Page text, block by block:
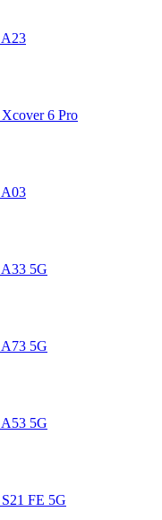
A23
6 Pro
A03
A33 5G
A73 5G
A53 5G
FE 5G